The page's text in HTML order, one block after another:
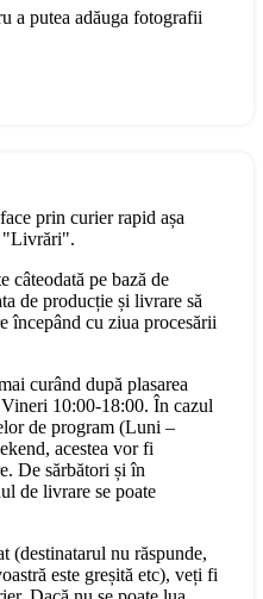
a putea adăuga fotografii
prin curier rapid așa
"Livrări".
câteodată pe bază de
de producție și livrare să
începând cu ziua procesării
curând după plasarea
10:00-18:00. În cazul
de program (Luni –
acestea vor fi
De sărbători și în
de livrare se poate
(destinatarul nu răspunde,
este greșită etc), veți fi